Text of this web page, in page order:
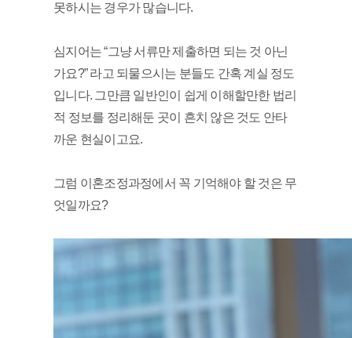
못하시는 경우가 많습니다.
심지어는 “그냥 서류만 제출하면 되는 것 아닌
가요?” 라고 되물으시는 분들도 간혹 계실 정도
입니다. 그만큼 일반인이 쉽게 이해할만한 법리
적 정보를 정리해둔 곳이 흔치 않은 것도 안타
까운 현실이고요.
그럼 이혼조정과정에서 꼭 기억해야 할 것은 무
엇일까요?